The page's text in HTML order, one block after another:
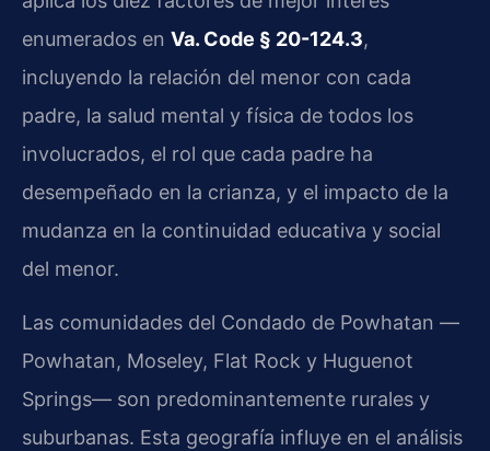
enumerados en Va. Code § 20-124.3,
incluyendo la relación del menor con cada
padre, la salud mental y física de todos los
involucrados, el rol que cada padre ha
desempeñado en la crianza, y el impacto de la
mudanza en la continuidad educativa y social
del menor.
Las comunidades del Condado de Powhatan —
Powhatan, Moseley, Flat Rock y Huguenot
Springs— son predominantemente rurales y
suburbanas. Esta geografía influye en el análisis